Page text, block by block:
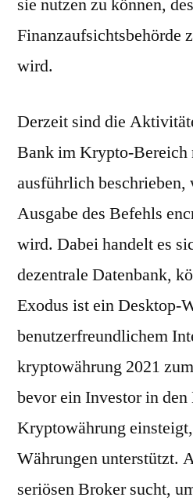
sie nutzen zu können,
Finanzaufsichtsbehörde
wird.
Derzeit sind die
Bank im Krypto-Bereich
ausführlich beschrieben,
Ausgabe des Befehls
wird. Dabei handelt es
dezentrale Datenbank,
Exodus ist ein Desktop-
benutzerfreundlichem
kryptowährung 2021
bevor ein Investor in
Kryptowährung
Währungen unterstützt.
seriösen Broker sucht,